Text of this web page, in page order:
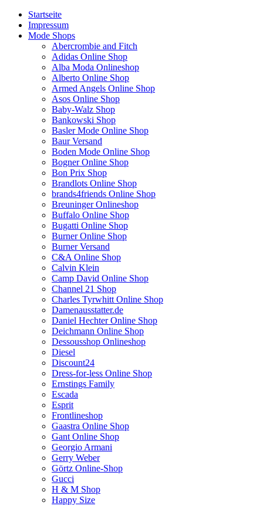
Startseite
Impressum
Mode Shops
Abercrombie and Fitch
Adidas Online Shop
Alba Moda Onlineshop
Alberto Online Shop
Armed Angels Online Shop
Asos Online Shop
Baby-Walz Shop
Bankowski Shop
Basler Mode Online Shop
Baur Versand
Boden Mode Online Shop
Bogner Online Shop
Bon Prix Shop
Brandlots Online Shop
brands4friends Online Shop
Breuninger Onlineshop
Buffalo Online Shop
Bugatti Online Shop
Burner Online Shop
Burner Versand
C&A Online Shop
Calvin Klein
Camp David Online Shop
Channel 21 Shop
Charles Tyrwhitt Online Shop
Damenausstatter.de
Daniel Hechter Online Shop
Deichmann Online Shop
Dessousshop Onlineshop
Diesel
Discount24
Dress-for-less Online Shop
Ernstings Family
Escada
Esprit
Frontlineshop
Gaastra Online Shop
Gant Online Shop
Georgio Armani
Gerry Weber
Görtz Online-Shop
Gucci
H & M Shop
Happy Size